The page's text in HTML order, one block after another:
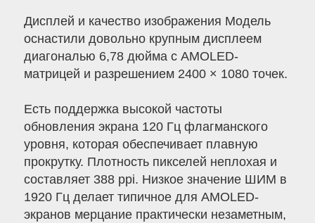
Дисплей и качество изображения Модель
оснастили довольно крупным дисплеем
диагональю 6,78 дюйма с AMOLED-
матрицей и разрешением 2400 × 1080 точек.
Есть поддержка высокой частоты
обновления экрана 120 Гц флагманского
уровня, которая обеспечивает плавную
прокрутку. Плотность пикселей неплохая и
составляет 388 ppi. Низкое значение ШИМ в
1920 Гц делает типичное для AMOLED-
экранов мерцание практически незаметным,